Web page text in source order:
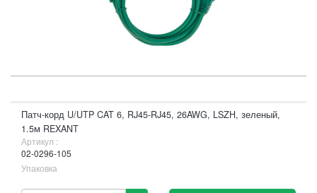
Патч-корд U/UTP CAT 6, RJ45-RJ45, 26AWG, LSZH, зеленый,
1.5м REXANT
Артикул :
02-0296-105
Упаковка